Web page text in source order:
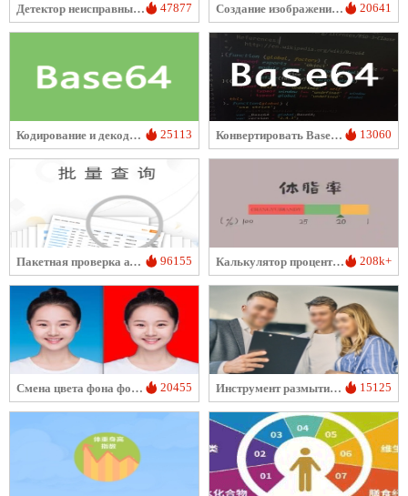
Детектор неисправных пикселей экрана 47877 Создание изображения баннера 20641
Кодирование и декодирование Base64 25113 Конвертировать Base64 в Изображение 13060
Пакетная проверка аутентификации с подтверждением личности для мобильных номеров/идентификационных карт 96155 Калькулятор процента жира в теле 208k+
Смена цвета фона фотографии 20455 Инструмент размытия лиц на фотографиях 15125